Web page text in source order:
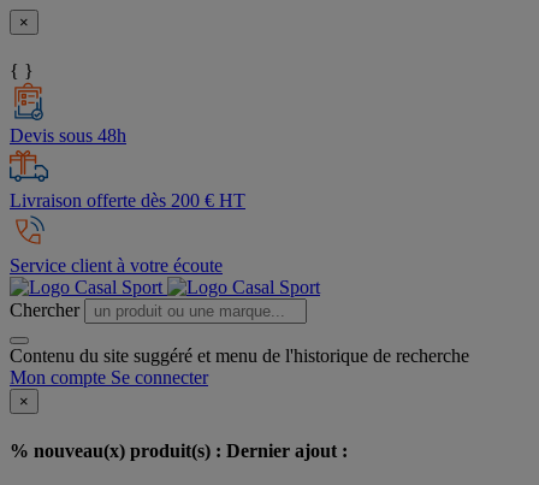
×
{ }
Devis sous 48h
Livraison offerte dès 200 € HT
Service client à votre écoute
Chercher
Contenu du site suggéré et menu de l'historique de recherche
Mon compte Se connecter
×
% nouveau(x) produit(s) : Dernier ajout :